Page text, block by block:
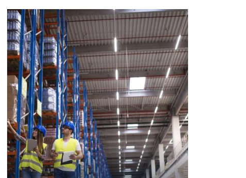
rekabet avantajı kazanmalarına yardımcı
olur. Modern teknolojiler, uzman ekip ve
güçlü lojistik altyapımız sayesinde tedarik
zincirinizin her adımında sorunsuz ve
verimli bir hizmet sunuyoruz.
Przejdź do strony